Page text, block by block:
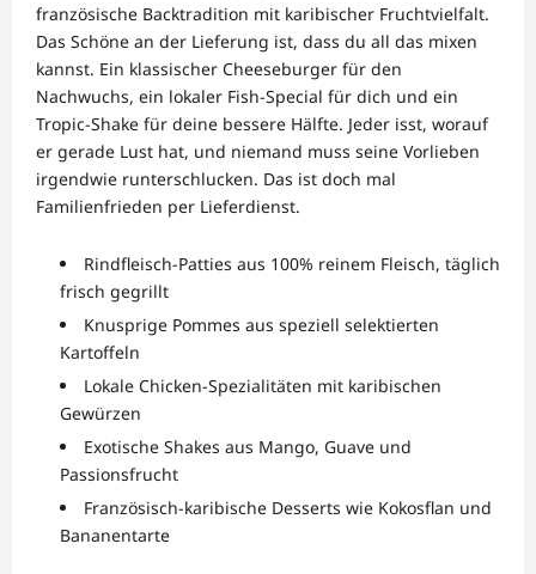
französische Backtradition mit karibischer Fruchtvielfalt.
Das Schöne an der Lieferung ist, dass du all das mixen
kannst. Ein klassischer Cheeseburger für den
Nachwuchs, ein lokaler Fish-Special für dich und ein
Tropic-Shake für deine bessere Hälfte. Jeder isst, worauf
er gerade Lust hat, und niemand muss seine Vorlieben
irgendwie runterschlucken. Das ist doch mal
Familienfrieden per Lieferdienst.
Rindfleisch-Patties aus 100% reinem Fleisch, täglich
frisch gegrillt
Knusprige Pommes aus speziell selektierten
Kartoffeln
Lokale Chicken-Spezialitäten mit karibischen
Gewürzen
Exotische Shakes aus Mango, Guave und
Passionsfrucht
Französisch-karibische Desserts wie Kokosflan und
Bananentarte